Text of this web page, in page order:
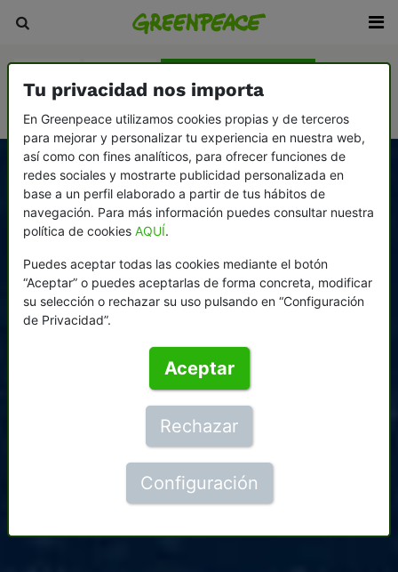
Tu privacidad nos importa
En Greenpeace utilizamos cookies propias y de terceros
para mejorar y personalizar tu experiencia en nuestra web,
así como con fines analíticos, para ofrecer funciones de
redes sociales y mostrarte publicidad personalizada en
base a un perfil elaborado a partir de tus hábitos de
navegación. Para más información puedes consultar nuestra
política de cookies AQUÍ.
Puedes aceptar todas las cookies mediante el botón
“Aceptar” o puedes aceptarlas de forma concreta, modificar
su selección o rechazar su uso pulsando en “Configuración
de Privacidad”.
Aceptar
Rechazar
Configuración